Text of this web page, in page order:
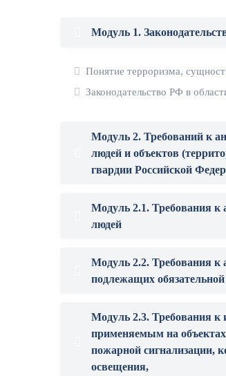
Модуль 1.
Понятие терроризма,
Законодательство РФ в
Модуль 2. Требований к
людей и объектов
гвардии Российской
Модуль 2.1. Требования к
людей
Модуль 2.2. Требования к
подлежащих
Модуль 2.3. Требования к
применяемым на
пожарной сигнализации,
освещения,